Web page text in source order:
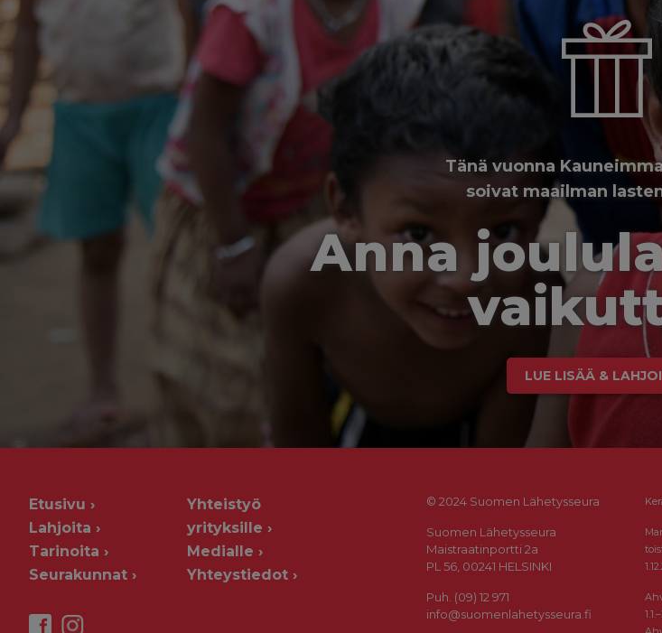
Tänä vuonna
soivat maailman
Anna
LUE LISÄÄ &
Etusivu
Lahjoita
Tarinoita
Seurakunnat
Yhteistyö
yrityksille
Medialle
Yhteystiedot
© 2024 Suomen Lähetysseura
Suomen Lähetysseura
Maistraatinportti 2a
PL 56, 00241 HELSINKI
Puh. (09) 12 971
info@suomenlahetysseura.fi